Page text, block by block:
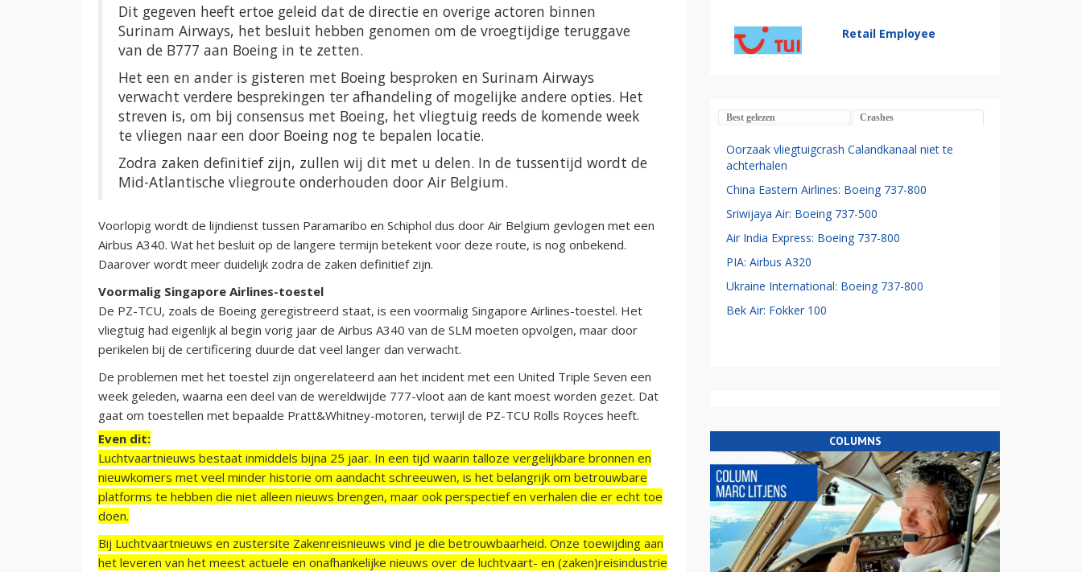
Dit gegeven heeft ertoe geleid dat de directie en overige actoren binnen
Surinam Airways, het besluit hebben genomen om de vroegtijdige teruggave
van de B777 aan Boeing in te zetten.
Het een en ander is gisteren met Boeing besproken en Surinam Airways
verwacht verdere besprekingen ter afhandeling of mogelijke andere opties. Het
streven is, om bij consensus met Boeing, het vliegtuig reeds de komende week
te vliegen naar een door Boeing nog te bepalen locatie.
Zodra zaken definitief zijn, zullen wij dit met u delen. In de tussentijd wordt de
Mid-Atlantische vliegroute onderhouden door Air Belgium.
Voorlopig wordt de lijndienst tussen Paramaribo en Schiphol dus door Air Belgium gevlogen met een
Airbus A340. Wat het besluit op de langere termijn betekent voor deze route, is nog onbekend.
Daarover wordt meer duidelijk zodra de zaken definitief zijn.
Voormalig Singapore Airlines-toestel
De PZ-TCU, zoals de Boeing geregistreerd staat, is een voormalig Singapore Airlines-toestel. Het
vliegtuig had eigenlijk al begin vorig jaar de Airbus A340 van de SLM moeten opvolgen, maar door
perikelen bij de certificering duurde dat veel langer dan verwacht.
De problemen met het toestel zijn ongerelateerd aan het incident met een United Triple Seven een
week geleden, waarna een deel van de wereldwijde 777-vloot aan de kant moest worden gezet. Dat
gaat om toestellen met bepaalde Pratt&Whitney-motoren, terwijl de PZ-TCU Rolls Royces heeft.
Even dit:
Luchtvaartnieuws bestaat inmiddels bijna 25 jaar. In een tijd waarin talloze vergelijkbare bronnen en
nieuwkomers met veel minder historie om aandacht schreeuwen, is het belangrijk om betrouwbare
platforms te hebben die niet alleen nieuws brengen, maar ook perspectief en verhalen die er echt toe
doen.
Bij Luchtvaartnieuws en zustersite Zakenreisnieuws vind je die betrouwbaarheid. Onze toewijding aan
het leveren van het meest actuele en onafhankelijke nieuws over de luchtvaart- en (zaken)reisindustrie
Retail Employee
Best gelezen Crashes
Oorzaak vliegtuigcrash Calandkanaal niet te
achterhalen
China Eastern Airlines: Boeing 737-800
Sriwijaya Air: Boeing 737-500
Air India Express: Boeing 737-800
PIA: Airbus A320
Ukraine International: Boeing 737-800
Bek Air: Fokker 100
COLUMNS